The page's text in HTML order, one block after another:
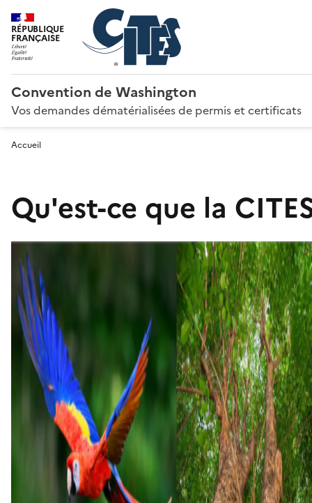
RÉPUBLIQUE
FRANÇAISE
Convention de Washington
Vos demandes dématérialisées de permis et certificats
Accueil
Qu'est-ce que la